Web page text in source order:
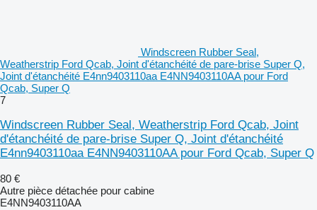
Windscreen Rubber Seal,
Weatherstrip Ford Qcab, Joint d'étanchéité de pare-brise Super Q,
Joint d'étanchéité E4nn9403110aa E4NN9403110AA pour Ford
Qcab, Super Q
7
Windscreen Rubber Seal, Weatherstrip Ford Qcab, Joint
d'étanchéité de pare-brise Super Q, Joint d'étanchéité
E4nn9403110aa E4NN9403110AA pour Ford Qcab, Super Q
80 €
Autre pièce détachée pour cabine
E4NN9403110AA